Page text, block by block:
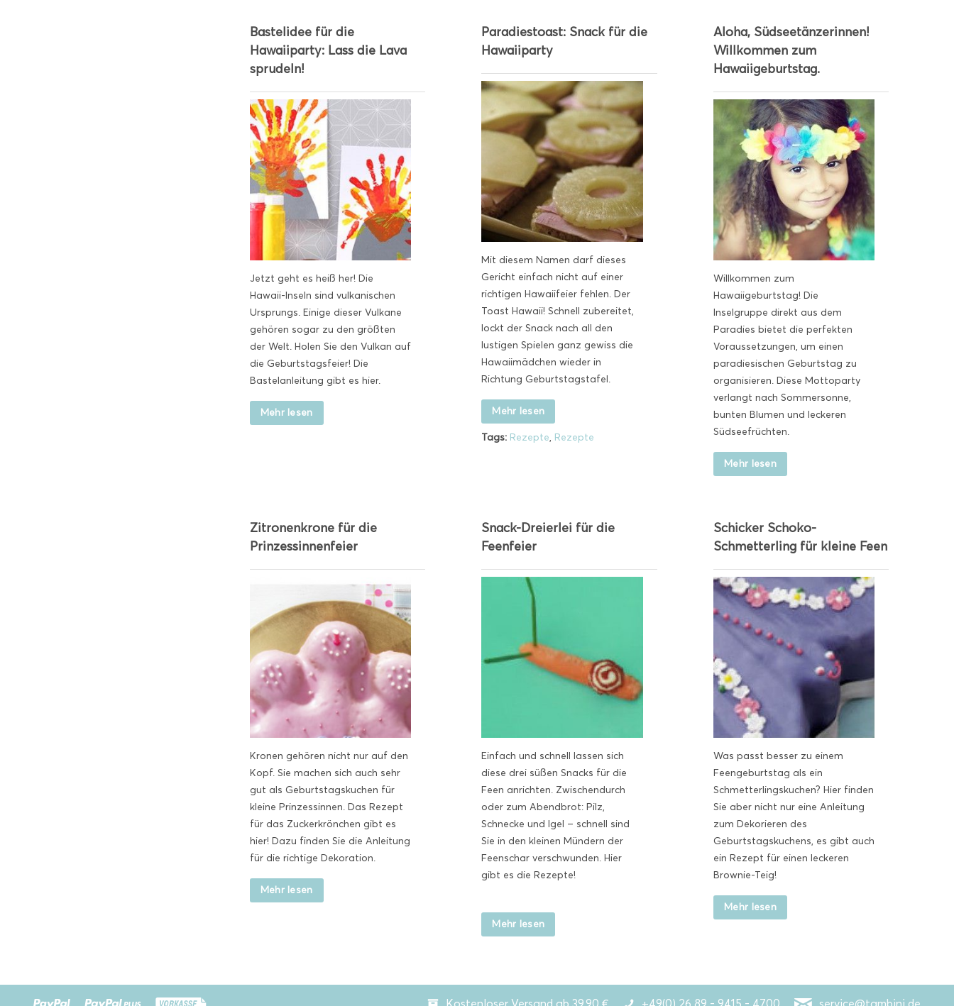
Bastelidee für die
Hawaiiparty: Lass die Lava
sprudeln!
Jetzt geht es heiß her! Die
Hawaii-Inseln sind vulkanischen
Ursprungs. Einige dieser Vulkane
gehören sogar zu den größten
der Welt. Holen Sie den Vulkan auf
die Geburtstagsfeier! Die
Bastelanleitung gibt es hier.
Mehr lesen
Paradiestoast: Snack für die
Hawaiiparty
Mit diesem Namen darf dieses
Gericht einfach nicht auf einer
richtigen Hawaiifeier fehlen. Der
Toast Hawaii! Schnell zubereitet,
lockt der Snack nach all den
lustigen Spielen ganz gewiss die
Hawaiimädchen wieder in
Richtung Geburtstagstafel.
Mehr lesen
Tags: Rezepte, Rezepte
Aloha, Südseetänzerinnen!
Willkommen zum
Hawaiigeburtstag.
Willkommen zum
Hawaiigeburtstag! Die
Inselgruppe direkt aus dem
Paradies bietet die perfekten
Voraussetzungen, um einen
paradiesischen Geburtstag zu
organisieren. Diese Mottoparty
verlangt nach Sommersonne,
bunten Blumen und leckeren
Südseefrüchten.
Mehr lesen
Zitronenkrone für die
Prinzessinnenfeier
Kronen gehören nicht nur auf den
Kopf. Sie machen sich auch sehr
gut als Geburtstagskuchen für
kleine Prinzessinnen. Das Rezept
für das Zuckerkrönchen gibt es
hier! Dazu finden Sie die Anleitung
für die richtige Dekoration.
Mehr lesen
Snack-Dreierlei für die
Feenfeier
Einfach und schnell lassen sich
diese drei süßen Snacks für die
Feen anrichten. Zwischendurch
oder zum Abendbrot: Pilz,
Schnecke und Igel – schnell sind
Sie in den kleinen Mündern der
Feenschar verschwunden. Hier
gibt es die Rezepte!
Mehr lesen
Schicker Schoko-
Schmetterling für kleine Feen
Was passt besser zu einem
Feengeburtstag als ein
Schmetterlingskuchen? Hier finden
Sie aber nicht nur eine Anleitung
zum Dekorieren des
Geburtstagskuchens, es gibt auch
ein Rezept für einen leckeren
Brownie-Teig!
Mehr lesen